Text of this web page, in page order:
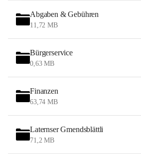
Abgaben & Gebühren
11,72 MB
Bürgerservice
0,63 MB
Finanzen
63,74 MB
Laternser Gmendsblättli
71,2 MB